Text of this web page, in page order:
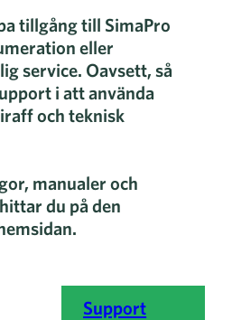
tillgång till SimaPro
eller
service. Oavsett, så
i att använda
och teknisk
manualer och
du på den
Support